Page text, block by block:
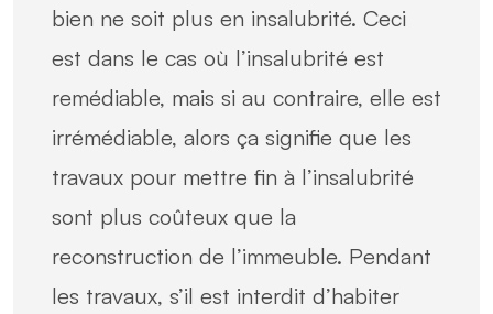
bien ne soit plus en insalubrité. Ceci
est dans le cas où l’insalubrité est
remédiable, mais si au contraire, elle est
irrémédiable, alors ça signifie que les
travaux pour mettre fin à l’insalubrité
sont plus coûteux que la
reconstruction de l’immeuble. Pendant
les travaux, s’il est interdit d’habiter